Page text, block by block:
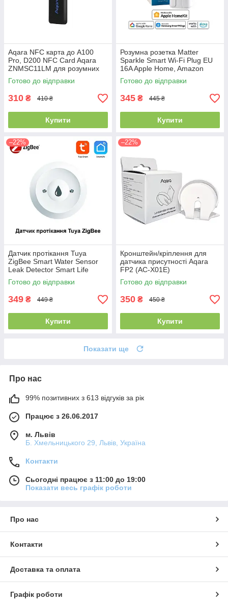
Aqara NFC карта до A100
Pro, D200 NFC Card Aqara
ZNMSC11LM для розумних
дверних замків Aqara A100
pro та D200
Готово до відправки
310 ₴ 410 ₴
Купити
Розумна розетка Matter
Sparkle Smart Wi-Fi Plug EU
16A Apple Home, Amazon
Alexa, Google Home (XH-
MW2P)
Готово до відправки
345 ₴ 445 ₴
Купити
–22%
Датчик протікання Tuya
ZigBee Smart Water Sensor
Leak Detector Smart Life
Готово до відправки
349 ₴ 449 ₴
Купити
–22%
Кронштейн/кріплення для
датчика присутності Aqara
FP2 (AC-X01E)
Готово до відправки
350 ₴ 450 ₴
Купити
Показати ще
Про нас
99% позитивних з 613 відгуків за рік
Працює з 26.06.2017
м. Львів
Б. Хмельницького 29, Львів, Україна
Контакти
Сьогодні працює з 11:00 до 19:00
Показати весь графік роботи
Про нас
Контакти
Доставка та оплата
Графік роботи